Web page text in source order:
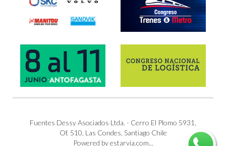
Fuentes Dessy Asociados Ltda. - Cerro El Plomo 5931,
Of. 510, Las Condes, Santiago Chile
Powered by estarvia.com...